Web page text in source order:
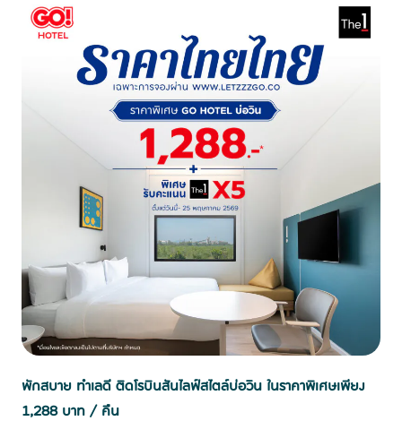
พักสบาย ทำเลดี ติดโรบินสันไลฟ์สไตล์บ่อวิน ในราคาพิเศษเพียง
1,288 บาท / คืน